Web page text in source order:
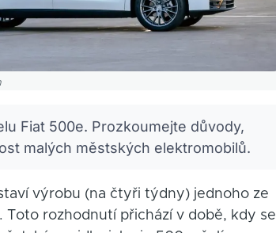
Fiat 500e. Prozkoumejte důvody,
malých městských elektromobilů.
výrobu (na čtyři týdny) jednoho ze
rozhodnutí přichází v době, kdy se